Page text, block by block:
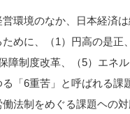
環境のなか、日本経済
めに、（1）円高の是正
障制度改革、（5）エネ
「6重苦」と呼ばれる課
法制をめぐる課題ヘの